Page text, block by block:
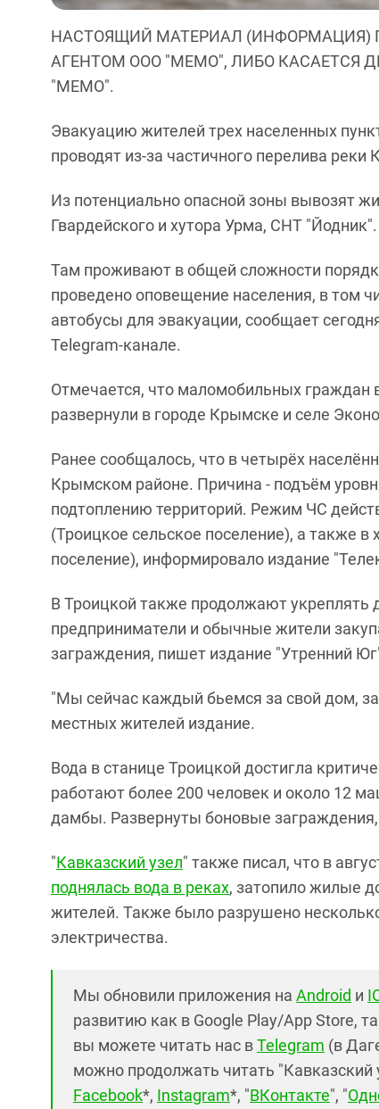
НАСТОЯЩИЙ МАТЕРИАЛ (ИНФОРМАЦИЯ)
АГЕНТОМ ООО "МЕМО", ЛИБО КАСАЕТСЯ
"МЕМО".
Эвакуацию жителей трех населенных
проводят из-за частичного перелива
Из потенциально опасной зоны вывозят
Гвардейского и хутора Урма, СНТ "Йодник".
Там проживают в общей сложности
проведено оповещение населения, в том
автобусы для эвакуации, сообщает
Telegram-канале.
Отмечается, что маломобильных
развернули в городе Крымске и селе
Ранее сообщалось, что в четырёх
Крымском районе. Причина - подъём
подтоплению территорий. Режим ЧС
(Троицкое сельское поселение), а также
поселение), информировало издание
В Троицкой также продолжают укреплять
предприниматели и обычные жители
заграждения, пишет издание "Утренний
"Мы сейчас каждый бьемся за свой дом, за
местных жителей издание.
Вода в станице Троицкой достигла
работают более 200 человек и около 12
дамбы. Развернуты боновые
"Кавказский узел" также писал, что в
поднялась вода в реках, затопило жилые
жителей. Также было разрушено
электричества.
Мы обновили приложения на Android и
развитию как в Google Play/App Store,
вы можете читать нас вTelegram (в
можно продолжать читать "Кавказский
Facebook*, Instagram*, "ВКонтакте", "